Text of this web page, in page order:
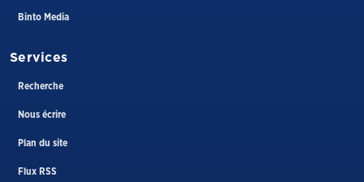
Binto Media
Services
Recherche
Nous écrire
Plan du site
Flux RSS